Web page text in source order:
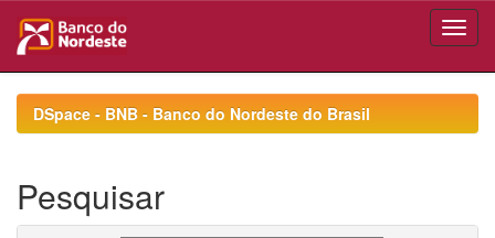
navigationDSpace - BNB - Banco do Nordeste do Brasil
Pesquisar